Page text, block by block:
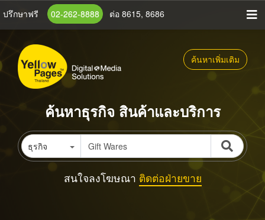
ข้าม
เนื้อหา
หลัก
ปรึกษาฟรี 02-262-8888 ต่อ 8615, 8686
ค้นหาเพิ่มเติม
ค้นหาธุรกิจ สินค้าและบริการ
ธุรกิจ
สนใจลงโฆษณา ติดต่อฝ่ายขาย